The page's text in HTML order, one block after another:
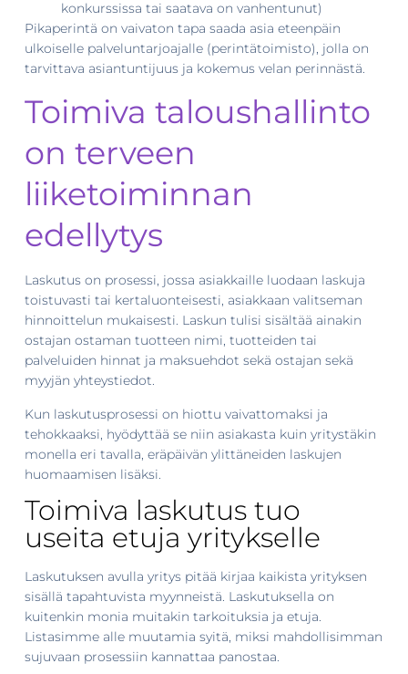
konkurssissa tai saatava on vanhentunut)
Pikaperintä on vaivaton tapa saada asia eteenpäin
ulkoiselle palveluntarjoajalle (perintätoimisto), jolla on
tarvittava asiantuntijuus ja kokemus velan perinnästä.
Toimiva taloushallinto
on terveen
liiketoiminnan
edellytys
Laskutus on prosessi, jossa asiakkaille luodaan laskuja
toistuvasti tai kertaluonteisesti, asiakkaan valitseman
hinnoittelun mukaisesti. Laskun tulisi sisältää ainakin
ostajan ostaman tuotteen nimi, tuotteiden tai
palveluiden hinnat ja maksuehdot sekä ostajan sekä
myyjän yhteystiedot.
Kun laskutusprosessi on hiottu vaivattomaksi ja
tehokkaaksi, hyödyttää se niin asiakasta kuin yritystäkin
monella eri tavalla, eräpäivän ylittäneiden laskujen
huomaamisen lisäksi.
Toimiva laskutus tuo
useita etuja yritykselle
Laskutuksen avulla yritys pitää kirjaa kaikista yrityksen
sisällä tapahtuvista myynneistä. Laskutuksella on
kuitenkin monia muitakin tarkoituksia ja etuja.
Listasimme alle muutamia syitä, miksi mahdollisimman
sujuvaan prosessiin kannattaa panostaa.